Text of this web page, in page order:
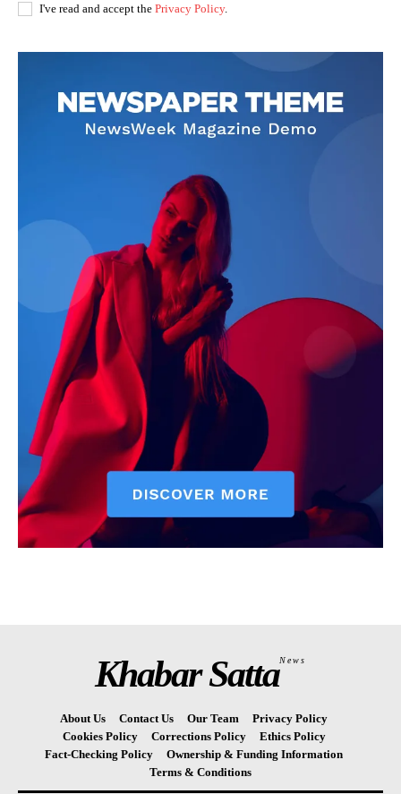
I've read and accept the Privacy Policy.
Khabar SattaNews
About Us Contact Us Our Team
Privacy Policy
Cookies Policy
Corrections Policy
Ethics Policy
Fact-Checking Policy
Ownership & Funding Information
Terms & Conditions